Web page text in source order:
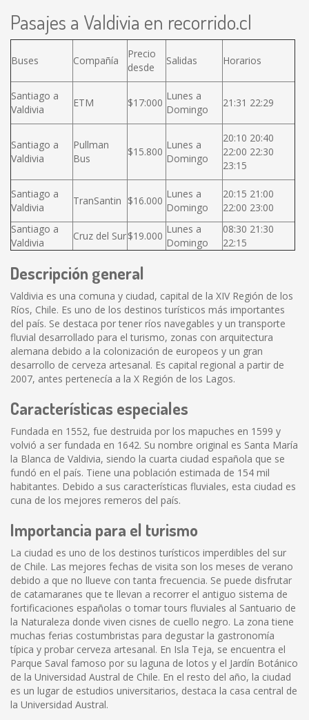
Pasajes a Valdivia en recorrido.cl
Buses Compañía
Precio
desde
Salidas Horarios
Santiago a
Valdivia
ETM $17:000
Lunes a
Domingo
21:31 22:29
Santiago a
Valdivia
Pullman
Bus
$15.800
Lunes a
Domingo
20:10 20:40
22:00 22:30
23:15
Santiago a
Valdivia
TranSantin $16.000
Lunes a
Domingo
20:15 21:00
22:00 23:00
Santiago a
Valdivia
Cruz del Sur$19.000
Lunes a
Domingo
08:30 21:30
22:15
Descripción general
Valdivia es una comuna y ciudad, capital de la XIV Región de los
Ríos, Chile. Es uno de los destinos turísticos más importantes
del país. Se destaca por tener ríos navegables y un transporte
fluvial desarrollado para el turismo, zonas con arquitectura
alemana debido a la colonización de europeos y un gran
desarrollo de cerveza artesanal. Es capital regional a partir de
2007, antes pertenecía a la X Región de los Lagos.
Características especiales
Fundada en 1552, fue destruida por los mapuches en 1599 y
volvió a ser fundada en 1642. Su nombre original es Santa María
la Blanca de Valdivia, siendo la cuarta ciudad española que se
fundó en el país. Tiene una población estimada de 154 mil
habitantes. Debido a sus características fluviales, esta ciudad es
cuna de los mejores remeros del país.
Importancia para el turismo
La ciudad es uno de los destinos turísticos imperdibles del sur
de Chile. Las mejores fechas de visita son los meses de verano
debido a que no llueve con tanta frecuencia. Se puede disfrutar
de catamaranes que te llevan a recorrer el antiguo sistema de
fortificaciones españolas o tomar tours fluviales al Santuario de
la Naturaleza donde viven cisnes de cuello negro. La zona tiene
muchas ferias costumbristas para degustar la gastronomía
típica y probar cerveza artesanal. En Isla Teja, se encuentra el
Parque Saval famoso por su laguna de lotos y el Jardín Botánico
de la Universidad Austral de Chile. En el resto del año, la ciudad
es un lugar de estudios universitarios, destaca la casa central de
la Universidad Austral.